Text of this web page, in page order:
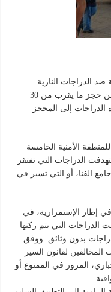
ضد الدراجات النارية
المخالفة، في ساحة جامع الفنا ومحيطها، عن حجز ما يقرب من 30
إلى المحجز
الأمنية الخامسة
الدراجات التي تفتقر
الفنا، أو التي تسير في
إطار الإستمرارية، في
الدراجات التي يتم ركنها
بدون وثائق. ووفق
المخالفين لقانون السير
المرور في الممنوع أو